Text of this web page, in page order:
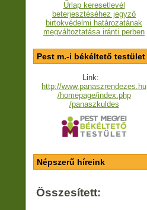
Űrlap keresetlevél
beterjesztéséhez jegyző
birtokvédelmi határozatának
megváltoztatása iránti perben
Pest m.-i békéltető testület
Link:
http://www.panaszrendezes.hu
/homepage/index.php
/panaszkuldes
Népszerű híreink
Összesített: